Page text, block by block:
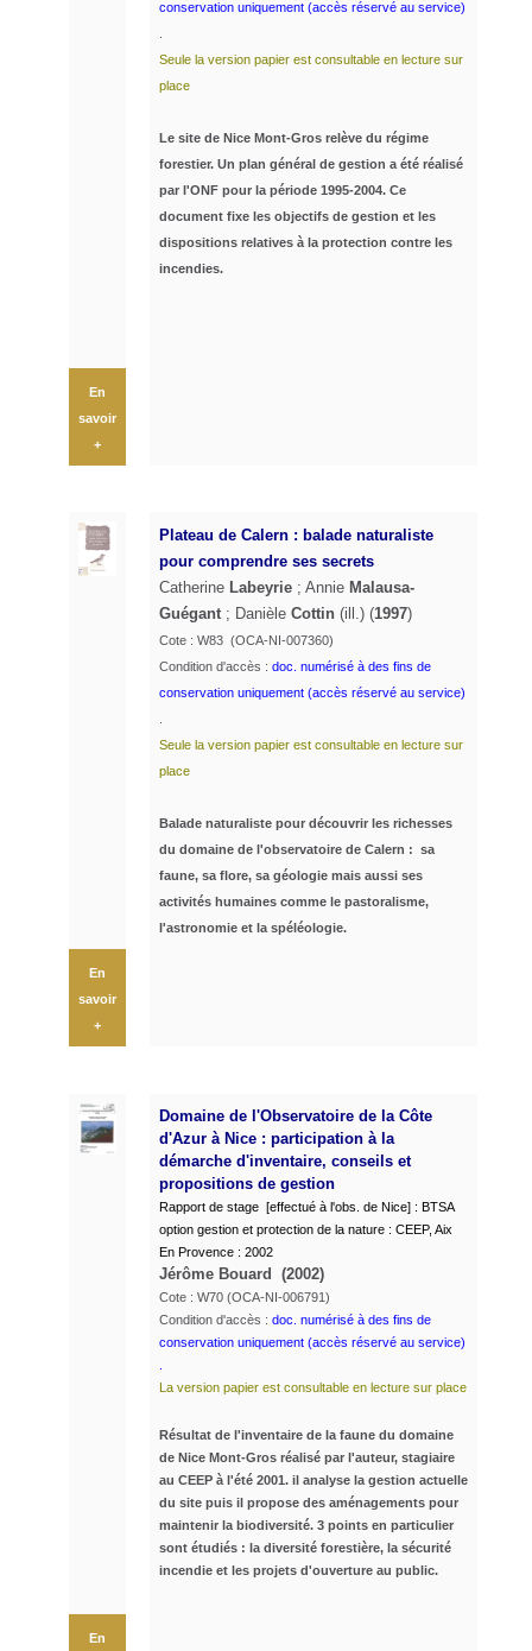
conservation uniquement (accès réservé au service)
Seule la version papier est consultable en lecture sur
place
Le site de Nice Mont-Gros relève du régime
forestier. Un plan général de gestion a été réalisé
par l'ONF pour la période 1995-2004. Ce
document fixe les objectifs de gestion et les
dispositions relatives à la protection contre les
incendies.
En
savoir
+
Plateau de Calern : balade naturaliste
pour comprendre ses secrets
Catherine Labeyrie ; Annie Malausa-
Guégant; Danièle Cottin (ill.) (1997)
Cote : W83 (OCA-NI-007360)
Condition d'accès : doc. numérisé à des fins de
conservation uniquement (accès réservé au service)
Seule la version papier est consultable en lecture sur
place
Balade naturaliste pour découvrir les richesses
du domaine de l'observatoire de Calern : sa
faune, sa flore, sa géologie mais aussi ses
activités humaines comme le pastoralisme,
l'astronomie et la spéléologie.
En
savoir
+
Domaine de l'Observatoire de la Côte
d'Azur à Nice : participation à la
démarche d'inventaire, conseils et
propositions de gestion
Rapport de stage [effectué à l'obs. de Nice] : BTSA
option gestion et protection de la nature : CEEP, Aix
En Provence : 2002
Jérôme Bouard (2002)
Cote : W70 (OCA-NI-006791)
Condition d'accès : doc. numérisé à des fins de
conservation uniquement (accès réservé au service)
La version papier est consultable en lecture sur place
Résultat de l'inventaire de la faune du domaine
de Nice Mont-Gros réalisé par l'auteur, stagiaire
au CEEP à l'été 2001. il analyse la gestion actuelle
du site puis il propose des aménagements pour
maintenir la biodiversité. 3 points en particulier
sont étudiés : la diversité forestière, la sécurité
incendie et les projets d'ouverture au public.
En